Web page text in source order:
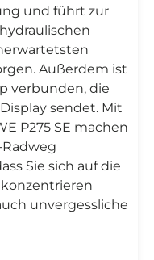
und führt zur
Außerdem ist
verbunden, die
sendet. Mit
P275 SE machen
Sie sich auf die
unvergessliche